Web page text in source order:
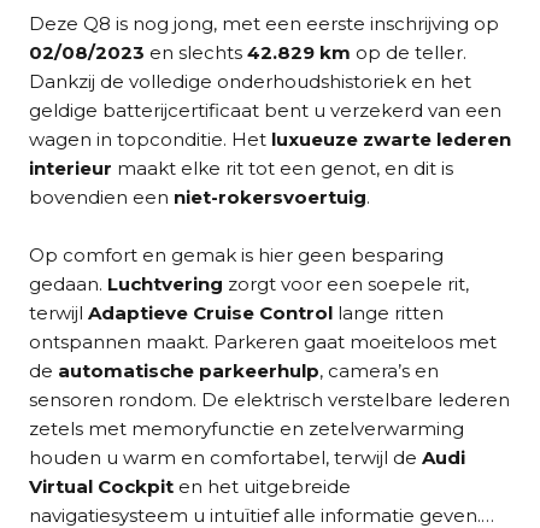
Deze Q8 is nog jong, met een eerste inschrijving op
02/08/2023 en slechts 42.829 km op de teller.
Dankzij de volledige onderhoudshistoriek en het
geldige batterijcertificaat bent u verzekerd van een
wagen in topconditie. Het luxueuze zwarte lederen
interieur maakt elke rit tot een genot, en dit is
bovendien een niet-rokersvoertuig.
Op comfort en gemak is hier geen besparing
gedaan. Luchtvering zorgt voor een soepele rit,
terwijl Adaptieve Cruise Control lange ritten
ontspannen maakt. Parkeren gaat moeiteloos met
de automatische parkeerhulp, camera’s en
sensoren rondom. De elektrisch verstelbare lederen
zetels met memoryfunctie en zetelverwarming
houden u warm en comfortabel, terwijl de Audi
Virtual Cockpit en het uitgebreide
navigatiesysteem u intuïtief alle informatie geven.